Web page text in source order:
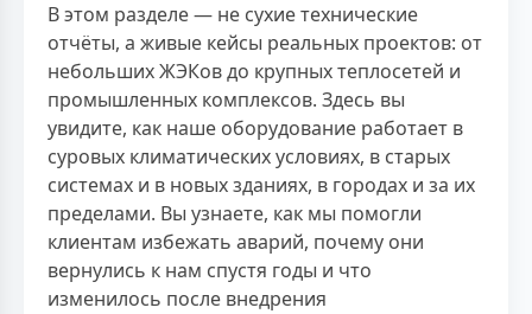
В этом разделе — не сухие технические
отчёты, а живые кейсы реальных проектов: от
небольших ЖЭКов до крупных теплосетей и
промышленных комплексов. Здесь вы
увидите, как наше оборудование работает в
суровых климатических условиях, в старых
системах и в новых зданиях, в городах и за их
пределами. Вы узнаете, как мы помогли
клиентам избежать аварий, почему они
вернулись к нам спустя годы и что
изменилось после внедрения